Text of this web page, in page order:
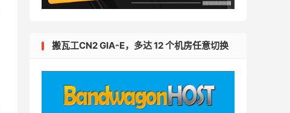
搬瓦工CN2 GIA-E，多达 12 个机房任意切换